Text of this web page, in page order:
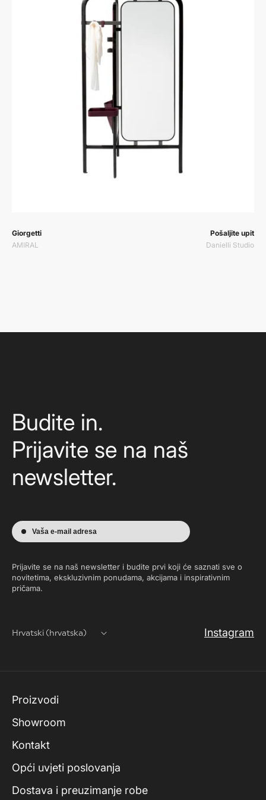
Prodavač:
Giorgetti
AMIRAL
Prodavač:
Pošaljite upit
Danielli Studio
Budite in.
Prijavite se na naš
newsletter.
Vaša e-mail adresa
Prijavite se na naš newsletter i budite prvi koji će saznati sve o
novitetima, ekskluzivnim ponudama, akcijama i inspirativnim
pričama.
Hrvatski (hrvatska) Instagram
Proizvodi
Showroom
Kontakt
Opći uvjeti poslovanja
Dostava i preuzimanje robe